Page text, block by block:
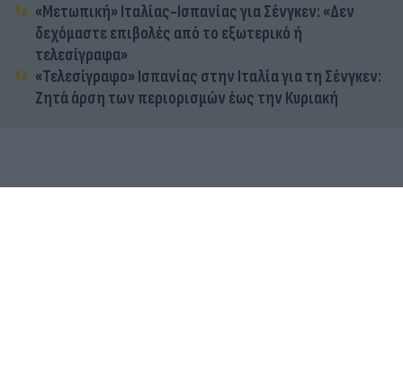
«Μετωπική» Ιταλίας-Ισπανίας για Σένγκεν: «Δεν
δεχόμαστε επιβολές από το εξωτερικό ή
τελεσίγραφα»
«Τελεσίγραφο» Ισπανίας στην Ιταλία για τη Σένγκεν:
Ζητά άρση των περιορισμών έως την Κυριακή